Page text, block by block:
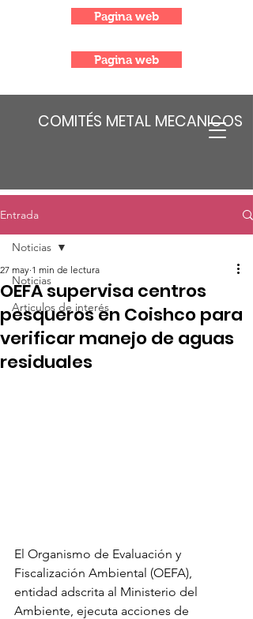
COMITÉS METAL MECANICOS
Pagina web
Pagina web
Entrada
Noticias
Articulos de interés
Noticias
OEFA supervisa centros
pesqueros en Coishco para
verificar manejo de aguas
residuales
27 may 1 min de lectura
El Organismo de Evaluación y
Fiscalización Ambiental (OEFA),
entidad adscrita al Ministerio del
Ambiente, ejecuta acciones de